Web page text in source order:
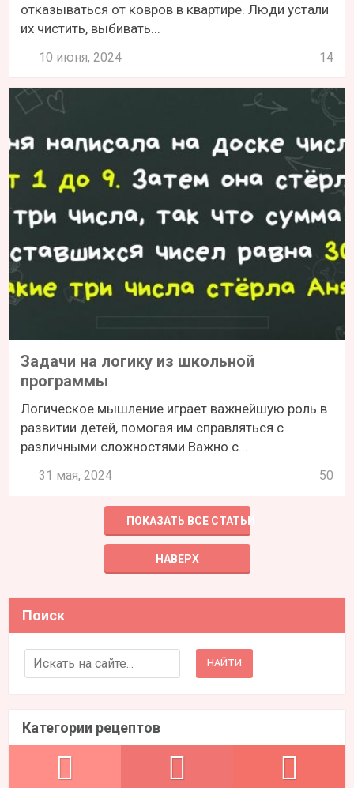
отказываться от ковров в квартире. Люди устали
их чистить, выбивать...
10 июня, 2024 14
Задачи на логику из школьной
программы
Логическое мышление играет важнейшую роль в
развитии детей, помогая им справляться с
различными сложностями.Важно с...
31 мая, 2024 50
ПОКАЗАТЬ ВСЕ СТАТЬИ
НАВЕРХ
Поиск
Search for:
Категории рецептов